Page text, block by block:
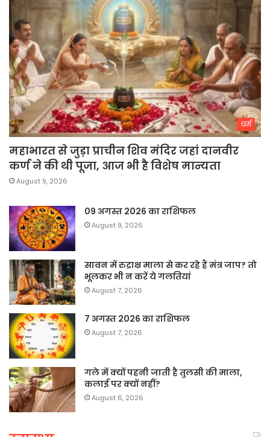
धर्म
महाभारत से जुड़ा प्राचीन शिव मंदिर जहां दानवीर
कर्ण ने की थी पूजा, आज भी है विशेष मान्यता
August 9, 2026
09 अगस्त 2026 का राशिफल
August 9, 2026
सावन में रुद्राक्ष माला से कर रहे हैं मंत्र जाप? तो
भूलकर भी न करें ये गलतियां
August 7, 2026
7 अगस्त 2026 का राशिफल
August 7, 2026
गले में क्यों पहनी जाती है तुलसी की माला,
कलाई पर क्यों नहीं?
August 6, 2026